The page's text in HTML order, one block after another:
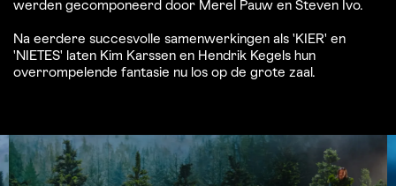
werden gecomponeerd door Merel Pauw en Steven Ivo.
Na eerdere succesvolle samenwerkingen als 'KIER' en
'NIETES' laten Kim Karssen en Hendrik Kegels hun
overrompelende fantasie nu los op de grote zaal.
Overslaan